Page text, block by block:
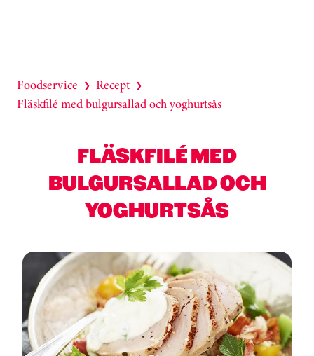
Foodservice ❯ Recept ❯
Fläskfilé med bulgursallad och yoghurtsås
FLÄSKFILÉ MED
BULGURSALLAD OCH
YOGHURTSÅS